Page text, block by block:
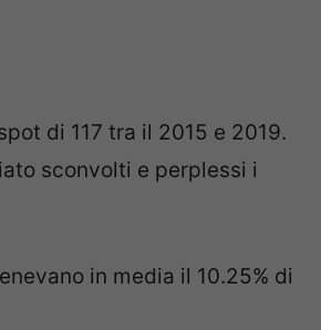
di 117 tra il 2015 e 2019.
sconvolti e perplessi i
in media il 10.25% di